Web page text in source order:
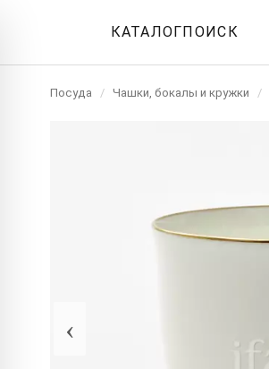
КАТАЛОГПОИСК
Посуда / Чашки, бокалы и кружки /
‹